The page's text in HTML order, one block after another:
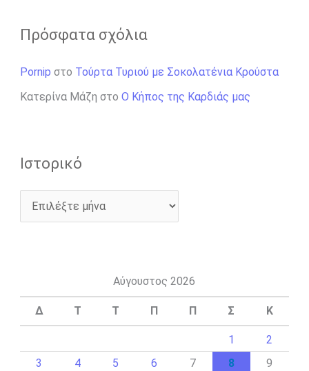
Πρόσφατα σχόλια
Pornip στο Τούρτα Τυριού με Σοκολατένια Κρούστα
Κατερίνα Μάζη στο Ο Κήπος της Καρδιάς μας
Ιστορικό
Αύγουστος 2026
Δ Τ Τ Π Π Σ Κ
1
2
3
4 5 6 7 8 9